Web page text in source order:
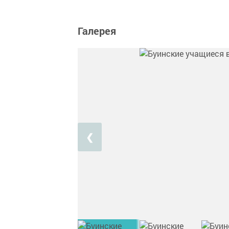
Галерея
❮